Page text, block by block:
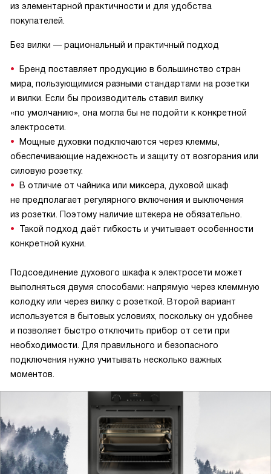
из элементарной практичности и для удобства
покупателей.
Без вилки — рациональный и практичный подход
Бренд поставляет продукцию в большинство стран
мира, пользующимися разными стандартами на розетки
и вилки. Если бы производитель ставил вилку
«по умолчанию», она могла бы не подойти к конкретной
электросети.
Мощные духовки подключаются через клеммы,
обеспечивающие надежность и защиту от возгорания или
силовую розетку.
В отличие от чайника или миксера, духовой шкаф
не предполагает регулярного включения и выключения
из розетки. Поэтому наличие штекера не обязательно.
Такой подход даёт гибкость и учитывает особенности
конкретной кухни.
Подсоединение духового шкафа к электросети может
выполняться двумя способами: напрямую через клеммную
колодку или через вилку с розеткой. Второй вариант
используется в бытовых условиях, поскольку он удобнее
и позволяет быстро отключить прибор от сети при
необходимости. Для правильного и безопасного
подключения нужно учитывать несколько важных
моментов.